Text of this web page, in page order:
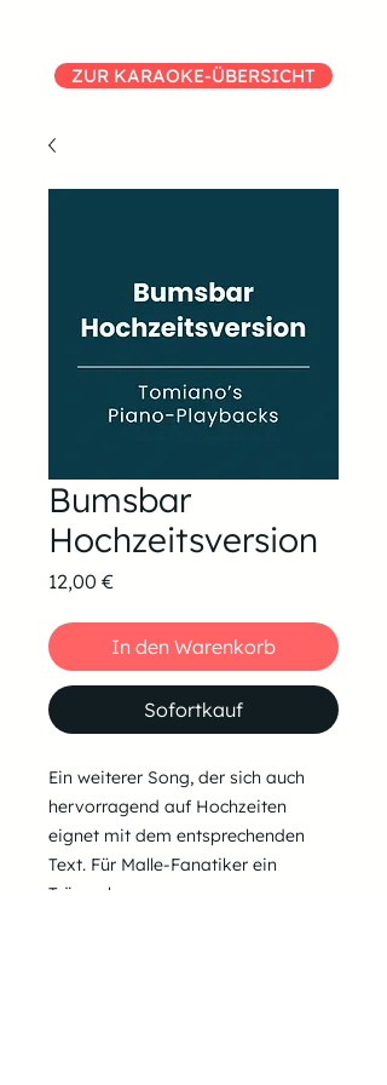
ZUR KARAOKE-ÜBERSICHT
Bumsbar
Hochzeitsversion
12,00 €Preis
In den Warenkorb
Sofortkauf
Ein weiterer Song, der sich auch
hervorragend auf Hochzeiten
eignet mit dem entsprechenden
Text. Für Malle-Fanatiker ein
Träumchen.